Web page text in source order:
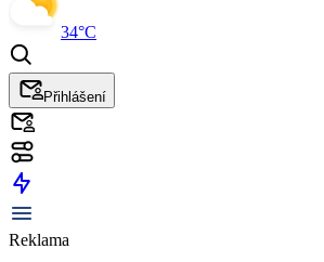
34°C
Přihlášení
Reklama